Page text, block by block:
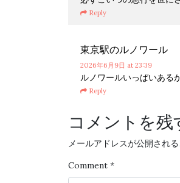
Reply
東京駅のルノワール
2026年6月9日 at 23:39
ルノワールいっぱいある
Reply
コメントを残
メールアドレスが公開される
Comment *